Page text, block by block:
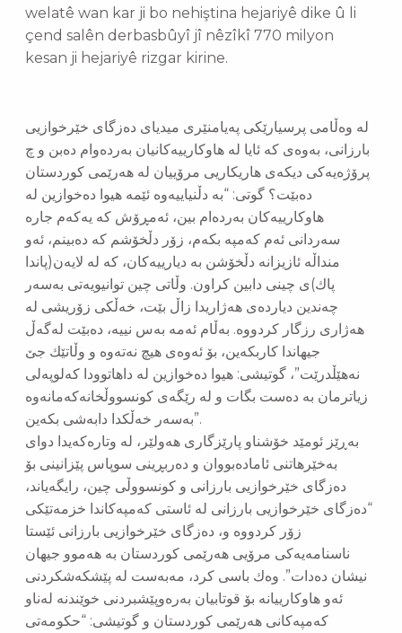
welatê wan kar ji bo nehiştina hejariyê dike û li
çend salên derbasbûyî jî nêzîkî 770 milyon
kesan ji hejariyê rizgar kirine.
لە وەڵامی پرسیارێكی پەیامنێری میدیای دەزگای خێرخوازیی
بارزانی، بەوەی كە ئایا لە هاوكارییەكانیان بەردەوام دەبن و چ
پرۆژەیەكی دیكەی هاریكاریی مرۆییان لە هەرێمی كوردستان
دەبێت؟ گوتی: “بە دڵنیاییەوە ئێمە هیوا دەخوازین لە
هاوكارییەكان بەردەام بین، ئەمڕۆش كە یەكەم جارە
سەردانی ئەم كەمپە بكەم، زۆر دڵخۆشم كە دەبینم، ئەو
منداڵە ئازیزانە دڵخۆشن بە دیارییەكان، كە لە لایەن(پاندا
پاك)ی چینی دابین كراون. وڵاتی چین توانیویەتی بەسەر
چەندین دیاردەی هەژاریدا زاڵ بێت، خەڵكی زۆریشی لە
هەژاری رزگار كردووە. بەڵام ئەمە بەس نییە، دەبێت لەگەڵ
جیهاندا كاربكەین، بۆ ئەوەی هیچ نەتەوە و وڵاتێك جێ
نەهێڵدرێت”، گوتیشی: هیوا دەخوازین لە داهاتوودا كەلوپەلی
زیاترمان بە دەست بگات و لە رێگەی كونسووڵخانەكەمانەوە
بەسەر خەڵكدا دابەشی بكەین”.
بەڕێز ئومێد خۆشناو پارێزگاری هەولێر، لە وتارەكەیدا دوای
بەخێرهاتنی ئامادەبووان و دەربڕینی سوپاس پێزانینی بۆ
دەزگای خێرخوازیی بارزانی و كونسووڵی چین، رایگەیاند،
“دەزگای خێرخوازیی بارزانی لە ئاستی کەمپەکاندا خزمەتێکی
زۆر كردووە و، دەزگای خێرخوازیی بارزانی ئێستا
ناسنامەیەكی مرۆیی هەرێمی کوردستان بە هەموو جیهان
نیشان دەدات”. وەك باسی كرد، مەبەست لە پێشکەشکردنی
ئەو هاوکارییانە بۆ قوتابیان بەرەوپێشبردنی خوێندنە لەناو
کەمپەکانی هەرێمی کوردستان و گوتیشی: “حکومەتی